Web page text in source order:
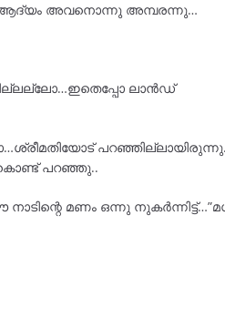
ആദ്യം അവനൊന്നു അമ്പരന്നു…
ലാൻഡ്
പറഞ്ഞു..
മണം ഒന്നു